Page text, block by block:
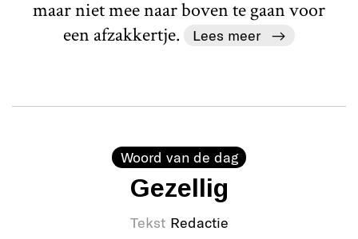
maar niet mee naar boven te gaan voor
een afzakkertje.
Lees meer
Woord van de dag
Gezellig
Tekst Redactie